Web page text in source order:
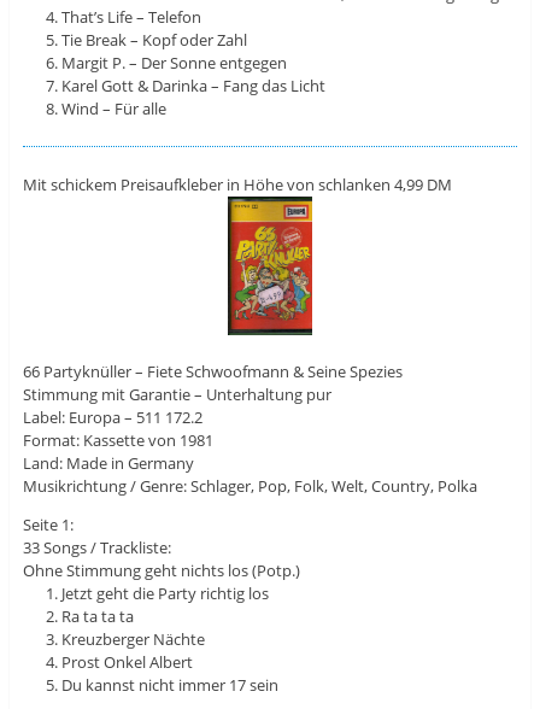
That’s Life – Telefon
Tie Break – Kopf oder Zahl
Margit P. – Der Sonne entgegen
Karel Gott & Darinka – Fang das Licht
Wind – Für alle
Mit schickem Preisaufkleber in Höhe von schlanken 4,99 DM
66 Partyknüller – Fiete Schwoofmann & Seine Spezies
Stimmung mit Garantie – Unterhaltung pur
Label: Europa – 511 172.2
Format: Kassette von 1981
Land: Made in Germany
Musikrichtung / Genre: Schlager, Pop, Folk, Welt, Country, Polka
Seite 1:
33 Songs / Trackliste:
Ohne Stimmung geht nichts los (Potp.)
Jetzt geht die Party richtig los
Ra ta ta ta
Kreuzberger Nächte
Prost Onkel Albert
Du kannst nicht immer 17 sein